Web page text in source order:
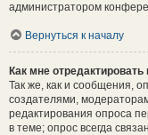
администратором
Вернуться к началу
Как мне
Так же, как и сообщения,
создателями,
редактирования опроса
в теме; опрос всегда